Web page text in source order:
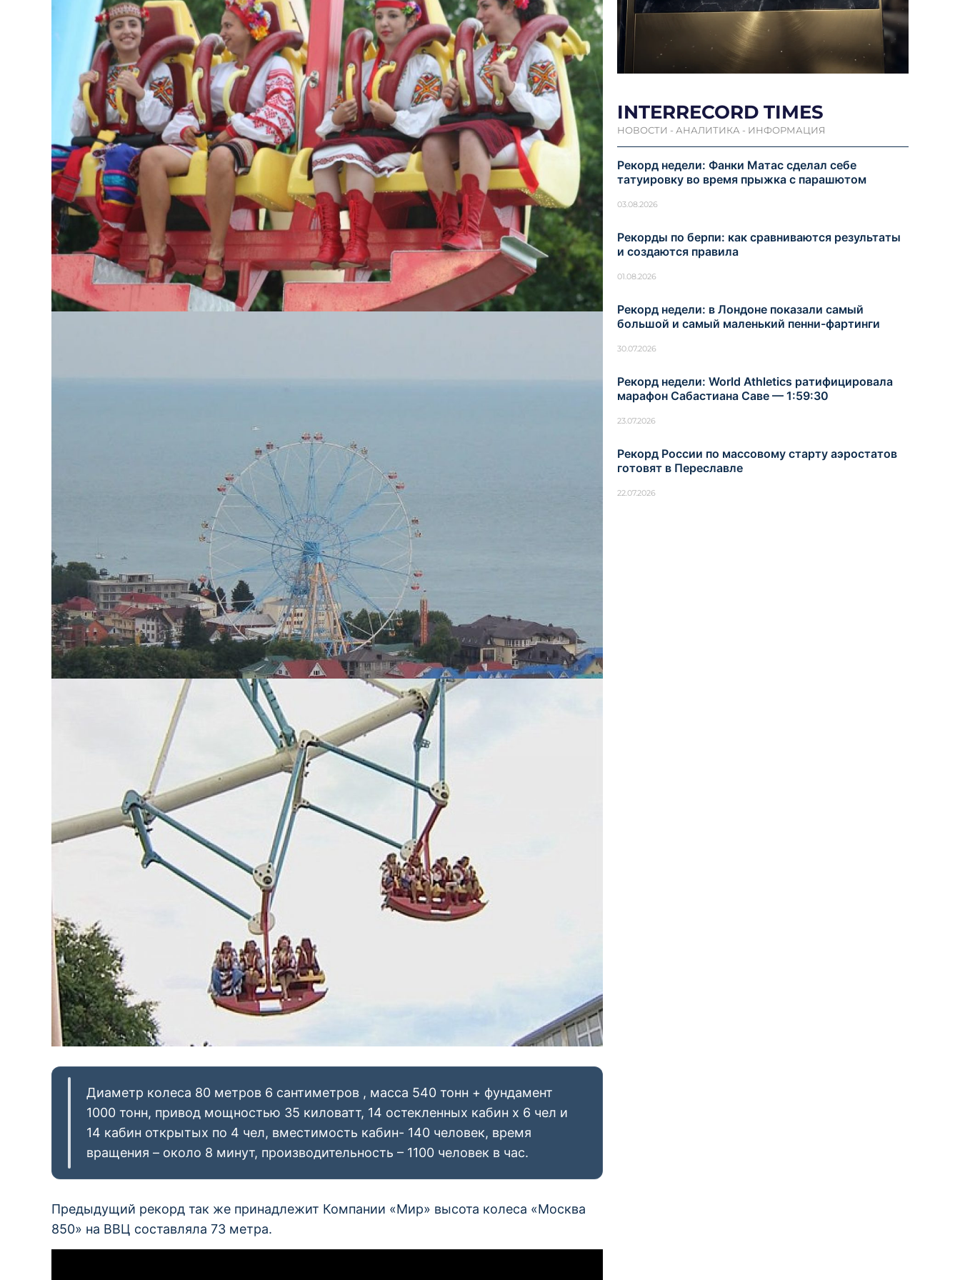
Диаметр колеса 80 метров 6 сантиметров , масса 540 тонн + фундамент
1000 тонн, привод мощностью 35 киловатт, 14 остекленных кабин х 6 чел и
14 кабин открытых по 4 чел, вместимость кабин- 140 человек, время
вращения – около 8 минут, производительность – 1100 человек в час.
Предыдущий рекорд так же принадлежит Компании «Мир» высота колеса «Москва
850» на ВВЦ составляла 73 метра.
INTERRECORD TIMES
НОВОСТИ - АНАЛИТИКА - ИНФОРМАЦИЯ
Рекорд недели: Фанки Матас сделал себе
татуировку во время прыжка с парашютом
03.08.2026
Рекорды по берпи: как сравниваются результаты
и создаются правила
01.08.2026
Рекорд недели: в Лондоне показали самый
большой и самый маленький пенни-фартинги
30.07.2026
Рекорд недели: World Athletics ратифицировала
марафон Сабастиана Саве — 1:59:30
23.07.2026
Рекорд России по массовому старту аэростатов
готовят в Переславле
22.07.2026